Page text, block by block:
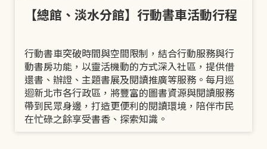
【總館、淡水分館】行動書車活動行程
行動書車突破時間與空間限制，結合行動服務與行
動書房功能，以靈活機動的方式深入社區，提供借
還書、辦證、主題書展及閱讀推廣等服務。每月巡
迴新北市各行政區，將豐富的圖書資源與閱讀服務
帶到民眾身邊，打造更便利的閱讀環境，陪伴市民
在忙碌之餘享受書香、探索知識。